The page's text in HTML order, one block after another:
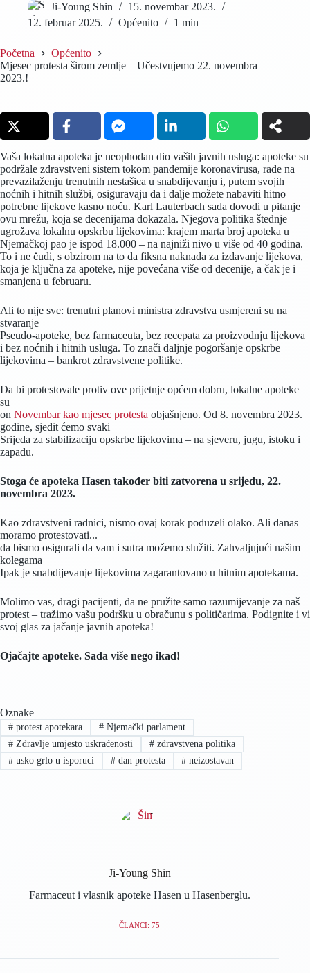
Ji-Young Shin
15. novembar 2023.
12. februar 2025.
Općenito 1 min
Početna
Općenito
Mjesec protesta širom zemlje – Učestvujemo 22. novembra
2023.!
Vaša lokalna apoteka je neophodan dio vaših javnih usluga: apoteke su
podržale zdravstveni sistem tokom pandemije koronavirusa, rade na
prevazilaženju trenutnih nestašica u snabdijevanju i, putem svojih
noćnih i hitnih službi, osiguravaju da i dalje možete nabaviti hitno
potrebne lijekove kasno noću. Karl Lauterbach sada dovodi u pitanje
ovu mrežu, koja se decenijama dokazala. Njegova politika štednje
ugrožava lokalnu opskrbu lijekovima: krajem marta broj apoteka u
Njemačkoj pao je ispod 18.000 – na najniži nivo u više od 40 godina.
To i ne čudi, s obzirom na to da fiksna naknada za izdavanje lijekova,
koja je ključna za apoteke, nije povećana više od decenije, a čak je i
smanjena u februaru.
Ali to nije sve: trenutni planovi ministra zdravstva usmjereni su na
stvaranje
Pseudo-apoteke, bez farmaceuta, bez recepata za proizvodnju lijekova
i bez noćnih i hitnih usluga. To znači daljnje pogoršanje opskrbe
lijekovima – bankrot zdravstvene politike.
Da bi protestovale protiv ove prijetnje općem dobru, lokalne apoteke
su
on Novembar kao mjesec protesta objašnjeno. Od 8. novembra 2023.
godine, sjedit ćemo svaki
Srijeda za stabilizaciju opskrbe lijekovima – na sjeveru, jugu, istoku i
zapadu.
Stoga će apoteka Hasen također biti zatvorena u srijedu, 22.
novembra 2023.
Kao zdravstveni radnici, nismo ovaj korak poduzeli olako. Ali danas
moramo protestovati...
da bismo osigurali da vam i sutra možemo služiti. Zahvaljujući našim
kolegama
Ipak je snabdijevanje lijekovima zagarantovano u hitnim apotekama.
Molimo vas, dragi pacijenti, da ne pružite samo razumijevanje za naš
protest – tražimo vašu podršku u obračunu s političarima. Podignite i vi
svoj glas za jačanje javnih apoteka!
Ojačajte apoteke. Sada više nego ikad!
Oznake
#protest apotekara #Njemački parlament
#Zdravlje umjesto uskraćenosti #zdravstvena politika
#usko grlo u isporuci #dan protesta # neizostavan
Ji-Young Shin
Farmaceut i vlasnik apoteke Hasen u Hasenberglu.
ČLANCI: 75